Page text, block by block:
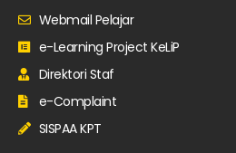
Webmail Pelajar
e-Learning Project KeLiP
Direktori Staf
e-Complaint
SISPAA KPT